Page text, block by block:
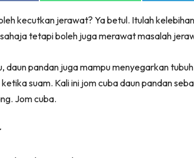
kecutkan jerawat? Ya betul. Itulah
tetapi boleh juga merawat masalah
daun pandan juga mampu menyegarkan
suam. Kali ini jom cuba daun pandan
Jom cuba.